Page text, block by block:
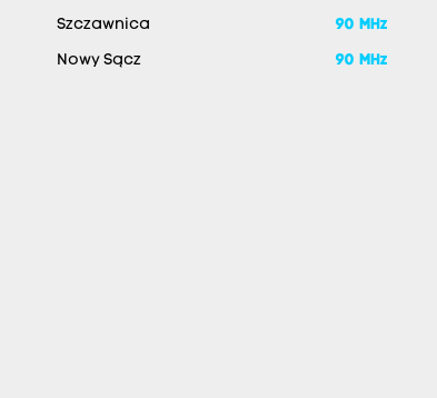
Szczawnica 90 MHz
Nowy Sącz 90 MHz